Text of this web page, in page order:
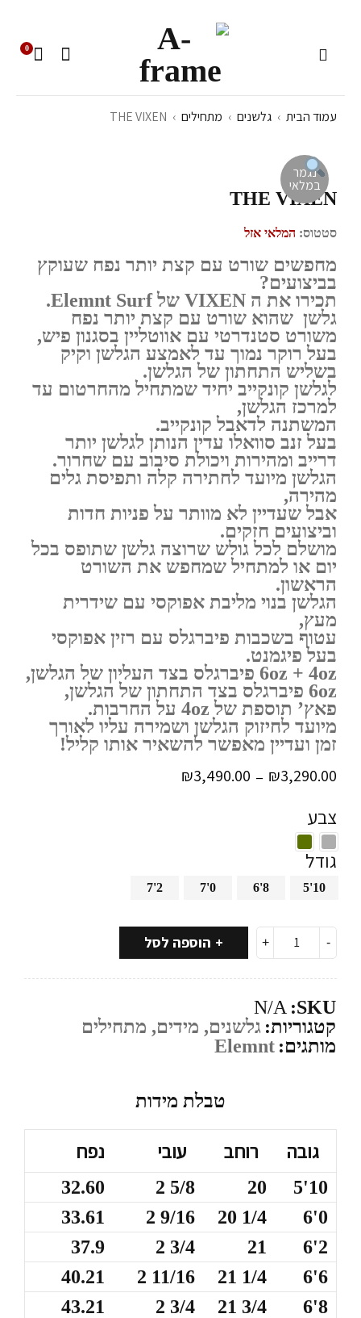
0
עמוד הבית › גלשנים › מתחילים ›
THE VIXEN
נגמר
במלאי
THE VIXEN
סטטוס: המלאי אזל
מחפשים שורט עם קצת יותר נפח שעוקץ
בביצועים?
תכירו את ה VIXEN של Elemnt Surf.
גלשן שהוא שורט עם קצת יותר נפח
משורט סטנדרטי עם אווטליין בסגנון פיש,
בעל רוקר נמוך עד לאמצע הגלשן וקיק
בשליש התחתון של הגלשן.
לגלשן קונקייב יחיד שמתחיל מהחרטום עד
למרכז הגלשן,
המשתנה לדאבל קונקייב.
בעל זנב סוואלו עדין הנותן לגלשן יותר
דרייב ומהירות ויכולת סיבוב עם שחרור.
הגלשן מיועד לחתירה קלה ותפיסת גלים
מהירה,
אבל שעדיין לא מוותר על פניות חדות
וביצועים חזקים.
מושלם לכל גולש שרוצה גלשן שתופס בכל
יום או למתחיל שמחפש את השורט
הראשון.
הגלשן בנוי מליבת אפוקסי עם שידרית
מעץ,
עטוף בשכבות פיברגלס עם רזין אפוקסי
בעל פיגמנט.
6oz + 4oz פיברגלס בצד העליון של הגלשן,
6oz פיברגלס בצד התחתון של הגלשן,
פאץ’ תוספת של 4oz על החרבות.
מיועד לחיזוק הגלשן ושמירה עליו לאורך
זמן ועדיין מאפשר להשאיר אותו קליל!
₪3,290.00
–
₪3,490.00
צבע
גודל
5'10
6'8
7'0
7'2
הוספה לסל
SKU:
N/A
קטגוריות: גלשנים, מידים, מתחילים
מותגים: Elemnt
טבלת מידות
גובה רוחב עובי נפח
5'10
20
2 5/8
32.60
6'0
20 1/4
2 9/16
33.61
6'2
21
2 3/4
37.9
6'6
21 1/4
2 11/16
40.21
6'8
21 3/4
2 3/4
43.21